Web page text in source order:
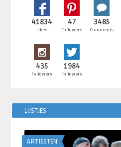
41834
Likes
47
Followers
3485
Comments
435
Followers
1984
Followers
LIJSTJES
ARTIESTEN